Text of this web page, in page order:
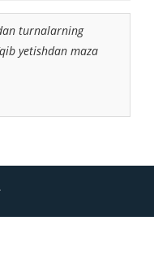
turnalarning
yetishdan maza